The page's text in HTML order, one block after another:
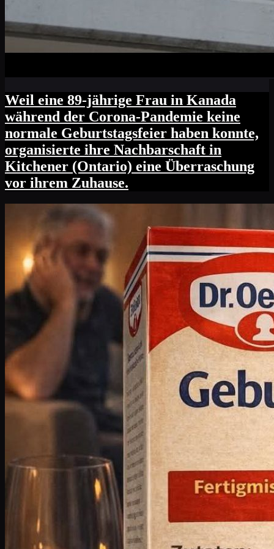
Weil eine 89-jährige Frau in Kanada
während der Corona-Pandemie keine
normale Geburtstagsfeier haben konnte,
organisierte ihre Nachbarschaft in
Kitchener (Ontario) eine Überraschung
vor ihrem Zuhause.